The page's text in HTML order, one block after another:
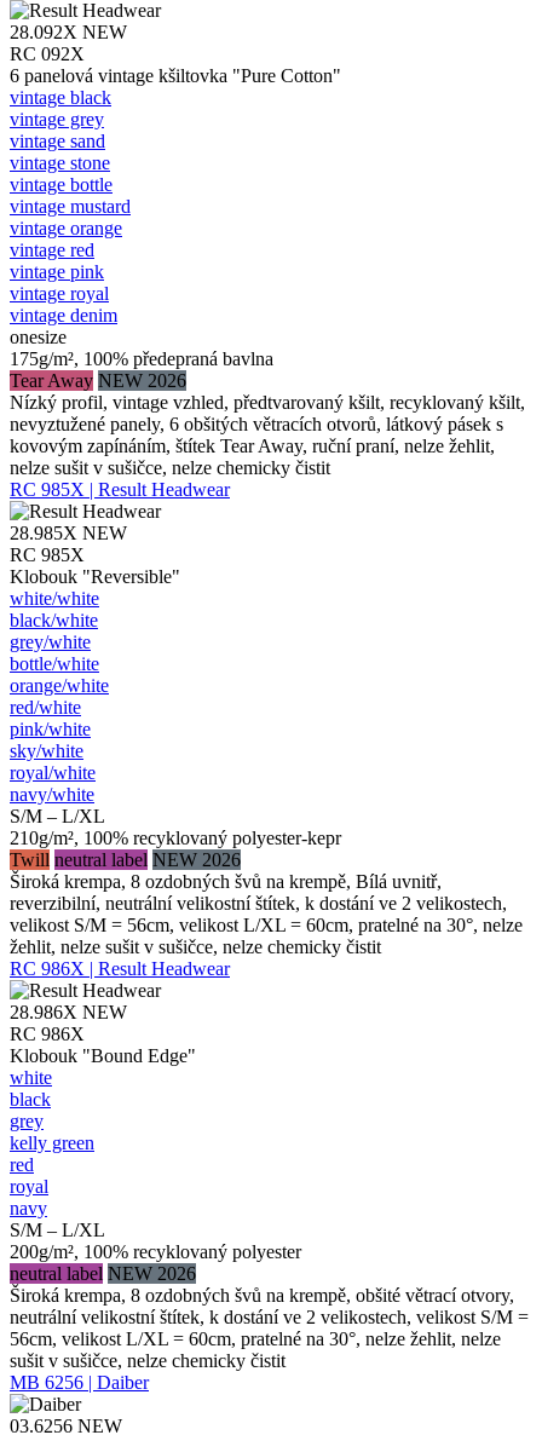
28.092X NEW
RC 092X
6 panelová vintage kšiltovka "Pure Cotton"
vintage black
vintage grey
vintage sand
vintage stone
vintage bottle
vintage mustard
vintage orange
vintage red
vintage pink
vintage royal
vintage denim
onesize
175g/m², 100% předepraná bavlna
Tear Away NEW 2026
Nízký profil, vintage vzhled, předtvarovaný kšilt, recyklovaný kšilt,
nevyztužené panely, 6 obšitých větracích otvorů, látkový pásek s
kovovým zapínáním, štítek Tear Away, ruční praní, nelze žehlit,
nelze sušit v sušičce, nelze chemicky čistit
RC 985X | Result Headwear
28.985X NEW
RC 985X
Klobouk "Reversible"
white/​white
black/​white
grey/​white
bottle/​white
orange/​white
red/​white
pink/​white
sky/​white
royal/​white
navy/​white
S/M – L/XL
210g/m², 100% recyklovaný polyester-kepr
Twill neutral label NEW 2026
Široká krempa, 8 ozdobných švů na krempě, Bílá uvnitř,
reverzibilní, neutrální velikostní štítek, k dostání ve 2 velikostech,
velikost S/M = 56cm, velikost L/XL = 60cm, pratelné na 30°, nelze
žehlit, nelze sušit v sušičce, nelze chemicky čistit
RC 986X | Result Headwear
28.986X NEW
RC 986X
Klobouk "Bound Edge"
white
black
grey
kelly green
red
royal
navy
S/M – L/XL
200g/m², 100% recyklovaný polyester
neutral label NEW 2026
Široká krempa, 8 ozdobných švů na krempě, obšité větrací otvory,
neutrální velikostní štítek, k dostání ve 2 velikostech, velikost S/M =
56cm, velikost L/XL = 60cm, pratelné na 30°, nelze žehlit, nelze
sušit v sušičce, nelze chemicky čistit
MB 6256 | Daiber
03.6256 NEW